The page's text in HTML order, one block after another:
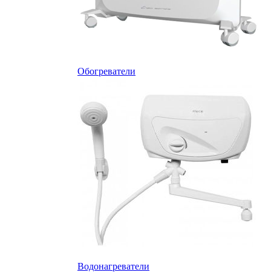
Обогреватели
Водонагреватели